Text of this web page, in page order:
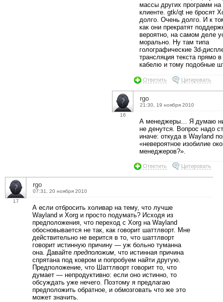
массы других программ на
клиенте. gtk/qt не бросят
долго. Очень долго. И к
как они прекратят
вероятно, на самом деле
морально. Ну там типа
голографические 3d-
трансляция текста прямо
кабелю и тому подобные
Ответить Цитировать
16
rgo
21:30, 19 ноября 2010
А менеджеры… Я думаю
не денутся. Вопрос надо
иначе: откуда в Wayland
«невероятное изобилие
менеджеров?».
Ответить Цитировать
17
rgo
07:31, 20 ноября 2010
А если отбросить холивар на тему, что лучше
Wayland и Xorg и просто подумать? Исходя из
предположения, что переход с Xorg на Wayland
обосновывается не так, как говорит шаттлворт. Мне
действительно не верится в то, что шаттлворт
говорит истинную причину — уж больно туманна
она. Давайте предположим, что истинная причина
спрятана под ковром и попробуем найти другую.
Предположение, что Шаттлворт говорит то, что
думает — непродуктивно: если оно истинно, то
обсуждать уже нечего. Поэтому я предлагаю
предположить обратное, и обмозговать что же это
может значить.